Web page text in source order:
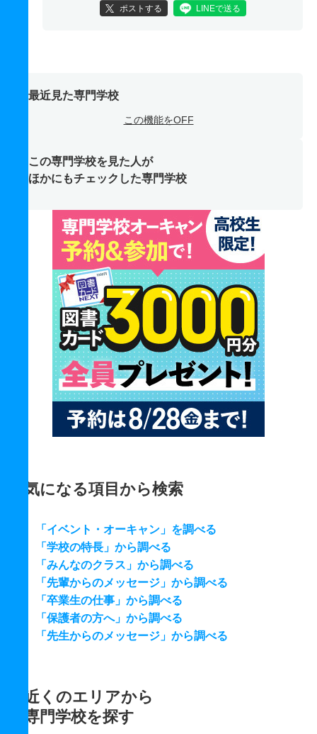
ポストする LINEで送る
最近見た専門学校
この機能をOFF
この専門学校を見た人が
ほかにもチェックした専門学校
気になる項目から検索
「イベント・オーキャン」を調べる
「学校の特長」から調べる
「みんなのクラス」から調べる
「先輩からのメッセージ」から調べる
「卒業生の仕事」から調べる
「保護者の方へ」から調べる
「先生からのメッセージ」から調べる
近くのエリアから
専門学校を探す